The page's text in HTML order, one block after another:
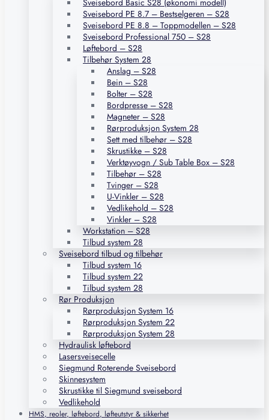
Sveisebord Basic S28 (økonomi modell)
Sveisebord PE 8.7 – Bestselgeren – S28
Sveisebord PE 8.8 – Toppmodellen – S28
Sveisebord Professional 750 – S28
Løftebord – S28
Tilbehør System 28
Anslag – S28
Bein – S28
Bolter – S28
Bordpresse – S28
Magneter – S28
Rørproduksjon System 28
Sett med tilbehør – S28
Skrustikke – S28
Verktøyvogn / Sub Table Box – S28
Tilbehør – S28
Tvinger – S28
U-Vinkler – S28
Vedlikehold – S28
Vinkler – S28
Workstation – S28
Tilbud system 28
Sveisebord tilbud og tilbehør
Tilbud system 16
Tilbud system 22
Tilbud system 28
Rør Produksjon
Rørproduksjon System 16
Rørproduksjon System 22
Rørproduksjon System 28
Hydraulisk løftebord
Lasersveisecelle
Siegmund Roterende Sveisebord
Skinnesystem
Skrustikke til Siegmund sveisebord
Vedlikehold
HMS, reoler, løftebord, løfteutstyr & sikkerhet